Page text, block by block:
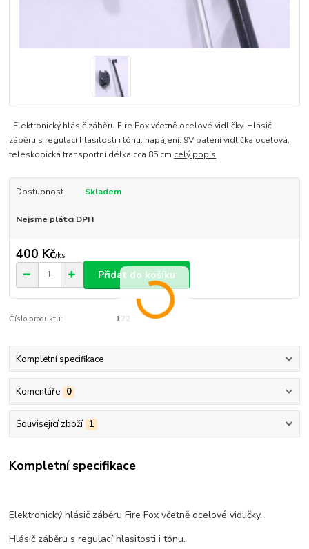
Elektronický hlásič záběru Fire Fox včetně ocelové vidličky. Hlásič
záběru s regulací hlasitosti i tónu. napájení: 9V baterií vidlička ocelová,
teleskopická transportní délka cca 85 cm celý popis
Dostupnost Skladem
Nejsme plátci DPH
400 Kč/ks
Přidat do košíku
Číslo produktu: 172
Kompletní specifikace
Komentáře 0
Související zboží 1
Kompletní specifikace
Elektronický hlásič záběru Fire Fox včetně ocelové vidličky.
Hlásič záběru s regulací hlasitosti i tónu.